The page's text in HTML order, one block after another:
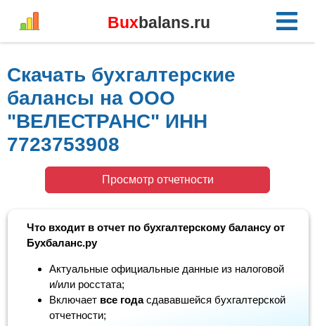
Buxbalans.ru
Скачать бухгалтерские
балансы на ООО
"ВЕЛЕСТРАНС" ИНН
7723753908
Просмотр отчетности
Что входит в отчет по бухгалтерскому балансу от
Бухбаланс.ру
Актуальные официальные данные из налоговой
и/или росстата;
Включает все годасдававшейся бухгалтерской
отчетности;